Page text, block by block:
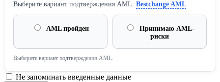
Выберите вариант подтверждения AML: Bestchange AML
AML пройден
Принимаю AML-
риски
Выберите вариант подтверждения AML.
Не запоминать введенные данные